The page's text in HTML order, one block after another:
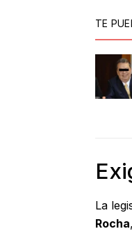
TE
La
Rocha